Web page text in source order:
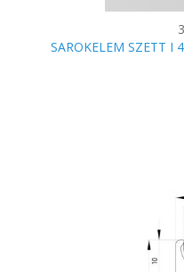
SAROKELEM SZETT I